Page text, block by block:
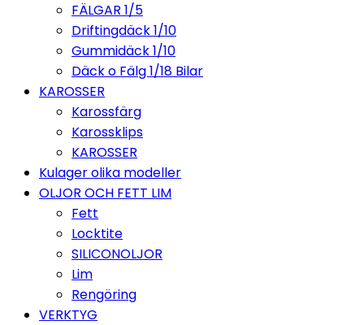
FÄLGAR 1/5
Driftingdäck 1/10
Gummidäck 1/10
Däck o Fälg 1/18 Bilar
KAROSSER
Karossfärg
Karossklips
KAROSSER
Kulager olika modeller
OLJOR OCH FETT LIM
Fett
Locktite
SILICONOLJOR
Lim
Rengöring
VERKTYG